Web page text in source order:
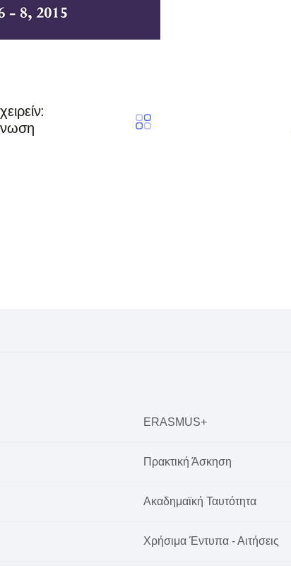
ERASMUS+
Πρακτική Άσκηση
Ακαδημαϊκή Ταυτότητα
Χρήσιμα Έντυπα - Αιτήσεις